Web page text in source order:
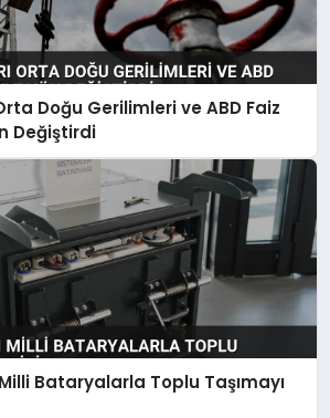
Doğu Gerilimleri ve ABD Faiz
Değiştirdi
Milli Bataryalarla Toplu Taşımayı